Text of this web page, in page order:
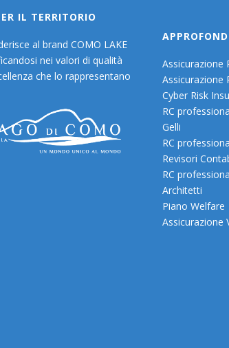
IL TERRITORIO
al brand COMO LAKE
nei valori di qualità
che lo rappresentano
Assicurazione
Assicurazione
Cyber Risk
RC
Gelli
RC
Revisori
RC
Architetti
Piano Welfare
Assicurazione